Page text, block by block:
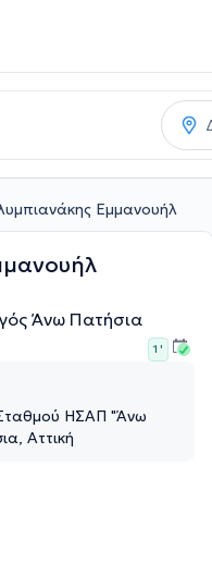
Εμμανουήλ
Άνω Πατήσια
1 '
ΗΣΑΠ "Άνω
Αττική